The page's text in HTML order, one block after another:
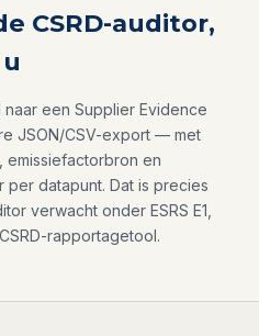
CSRD-auditor,
een Supplier Evidence
JSON/CSV-export — met
en
per datapunt. Dat is precies
verwacht onder ESRS E1,
rapportagetool.